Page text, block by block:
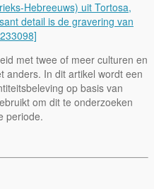
met twee of meer culturen en
anders. In dit artikel wordt een
op basis van
om dit te onderzoeken
periode.